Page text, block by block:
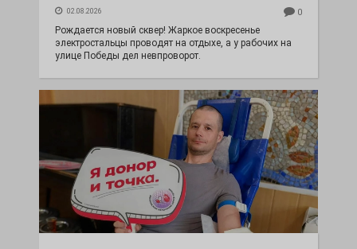
02.08.2026 0
Рождается новый сквер! Жаркое воскресенье
электростальцы проводят на отдыхе, а у рабочих на
улице Победы дел невпроворот.